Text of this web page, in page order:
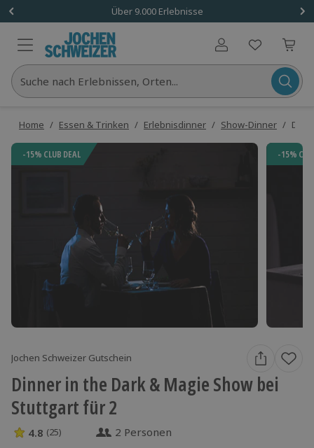
Über 9.000 Erlebnisse
Benutzerkonto
Suche nach Erlebnissen, Orten...
Home / Essen & Trinken / Erlebnisdinner / Show-Dinner /
-15% CLUB DEAL -15%
Jochen Schweizer Gutschein
Dinner in the Dark & Magie Show bei
Stuttgart für 2
4.8 Sterne von 5 aus 25 Bewertungen
4.8 (25) 2 Personen